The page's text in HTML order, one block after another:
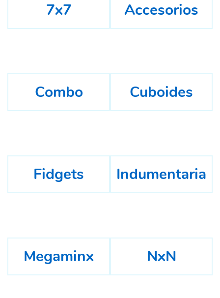
7x7 Accesorios
Combo Cuboides
Fidgets Indumentaria
Megaminx NxN